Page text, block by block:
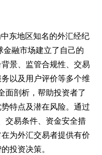
东地区知名的外汇经纪
融市场建立了自己的
景、监管合规性、交易
以及用户评价等多个维
面剖析，帮助投资者了
特点及潜在风险。通过
交易条件、资金安全措
为外汇交易者提供有价
投资决策。